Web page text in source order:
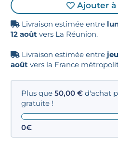
Ajouter
Livraison estimée entre
12 août vers La Réunion.
Livraison estimée entre
août vers la France
Plus que50,00€ d'achat
gratuite !
0€